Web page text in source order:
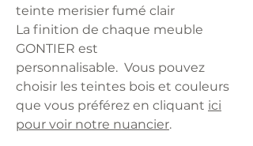
teinte merisier fumé clair
La finition de chaque meuble
GONTIER est
personnalisable. Vous pouvez
choisir les teintes bois et couleurs
que vous préférez en cliquant ici
pour voir notre nuancier.